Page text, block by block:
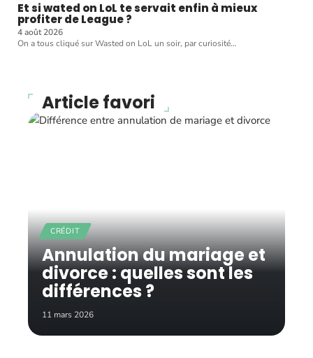
Et si wated on LoL te servait enfin à mieux
profiter de League ?
4 août 2026
On a tous cliqué sur Wasted on LoL un soir, par curiosité…
Article favori
CRÉDIT
Annulation du mariage et
divorce : quelles sont les
différences ?
11 mars 2026